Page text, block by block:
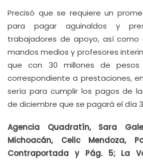
Precisó que se requiere un
para pagar aguinaldos y
trabajadores de apoyo, así como
mandos medios y profesores
que con 30 millones de pesos
correspondiente a prestaciones,
sería para cumplir los pagos de
de diciembre que se pagará el día
Agencia Quadratín, Sara
Michoacán, Celic Mendoza,
Contraportada y Pág. 5; La